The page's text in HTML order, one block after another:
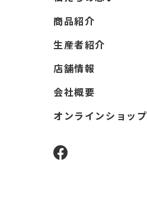
商品紹介
生産者紹介
店舗情報
会社概要
オンラインショップ